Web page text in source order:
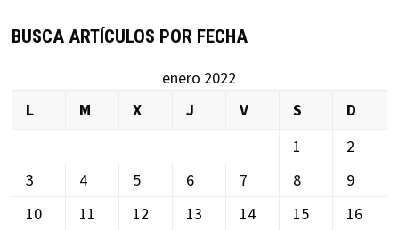
BUSCA ARTÍCULOS POR FECHA
enero 2022
L
M X J V S
D
1
2
3
4 5 6 7 8
9
10
11 12 13 14 15
16